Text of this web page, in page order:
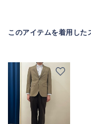
このアイテムを着用した